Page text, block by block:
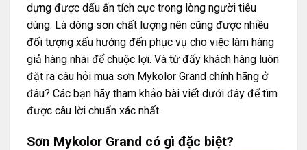
dựng được dấu ấn tích cực trong lòng người tiêu
dùng. Là dòng sơn chất lượng nên cũng được nhiều
đối tượng xấu hướng đến phục vụ cho việc làm hàng
giả hàng nhái để chuộc lợi. Và từ đấy khách hàng luôn
đặt ra câu hỏi mua sơn Mykolor Grand chính hãng ở
đâu? Các bạn hãy tham khảo bài viết dưới đây để tìm
được câu lời chuẩn xác nhất.
Sơn Mykolor Grand có gì đặc biệt?